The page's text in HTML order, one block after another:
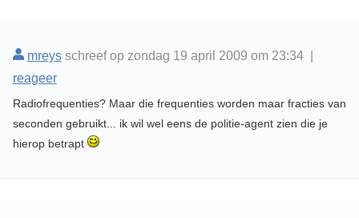
mreysschreef op zondag 19 april 2009 om 23:34 |
reageer
Radiofrequenties? Maar die frequenties worden maar fracties van
seconden gebruikt... ik wil wel eens de politie-agent zien die je
hierop betrapt